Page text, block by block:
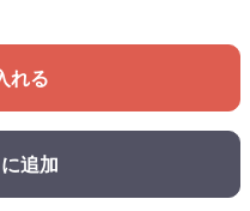
れる
追加